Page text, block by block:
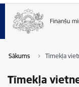
Sākums Tīmekļa
Tīmekļa